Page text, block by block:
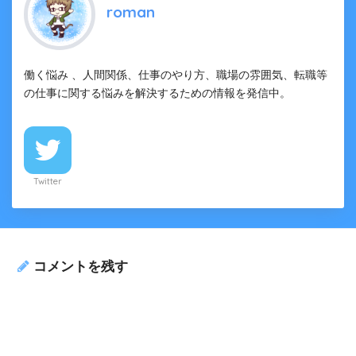
roman
働く悩み 、人間関係、仕事のやり方、職場の雰囲気、転職等
の仕事に関する悩みを解決するための情報を発信中。
Twitter
コメントを残す